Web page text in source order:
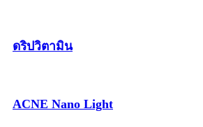
ดริปวิตามิน
ACNE Nano Light